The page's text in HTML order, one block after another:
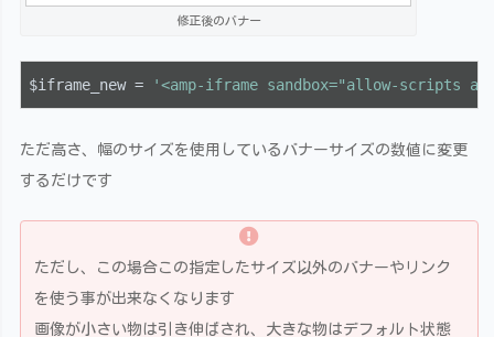
修正後のバナー
$iframe_new = '<amp-iframe sandbox="allow-scripts
ただ高さ、幅のサイズを使用しているバナーサイズの数値に変更
するだけです
ただし、この場合この指定したサイズ以外のバナーやリンク
を使う事が出来なくなります
画像が小さい物は引き伸ばされ、大きな物はデフォルト状態